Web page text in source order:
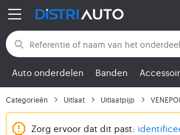
Terug naar categorieën
Auto onderdelen Banden
Categorieën Uitlaat Uitlaatpijp
Zorg ervoor dat dit past: